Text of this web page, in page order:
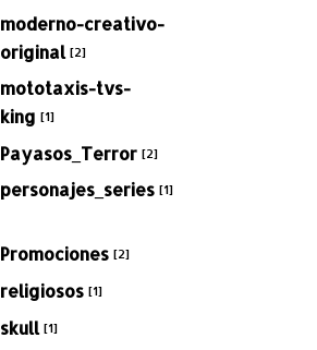
moderno-creativo-
original [2]
mototaxis-tvs-
king [1]
Payasos_Terror [2]
personajes_series [1]
Promociones [2]
religiosos [1]
skull [1]